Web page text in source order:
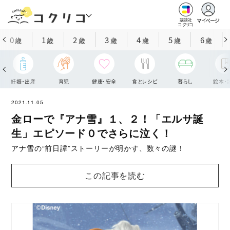
講談社
コクリコ
マイページ
0歳 1歳 2 歳 3歳 4歳 5歳 6歳
妊娠・出産 育児 健康・安全 食とレシピ 暮らし 絵本・
2021.11.05
金ローで『アナ雪』１、２！「エルサ誕
生」エピソード０でさらに泣く！
アナ雪の“前日譚”ストーリーが明かす、数々の謎！
この記事を読む